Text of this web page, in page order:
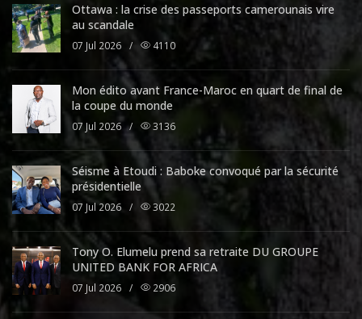
Ottawa : la crise des passeports camerounais vire
au scandale
07 Jul 2026 / 4110
Mon édito avant France-Maroc en quart de final de
la coupe du monde
07 Jul 2026 / 3136
Séisme à Etoudi : Baboke convoqué par la sécurité
présidentielle
07 Jul 2026 / 3022
Tony O. Elumelu prend sa retraite DU GROUPE
UNITED BANK FOR AFRICA
07 Jul 2026 / 2906